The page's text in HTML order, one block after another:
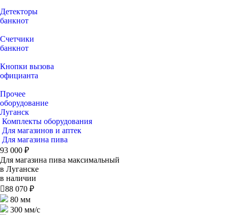
Детекторы
банкнот
Счетчики
банкнот
Кнопки вызова
официанта
Прочее
оборудование
Луганск
Комплекты оборудования
Для магазинов и аптек
Для магазина пива
93 000 ₽
Для магазина пива максимальный
в Луганске
в наличии
88 070 ₽
80 мм
300 мм/с